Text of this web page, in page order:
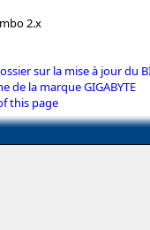
2.x
sur la mise à jour du
de la marque GIGABYTE
this page